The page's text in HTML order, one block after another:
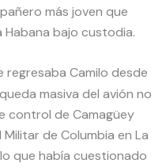
más joven que
bajo custodia.
regresaba Camilo desde
masiva del avión no
control de Camagüey
de Columbia en La
que había cuestionado